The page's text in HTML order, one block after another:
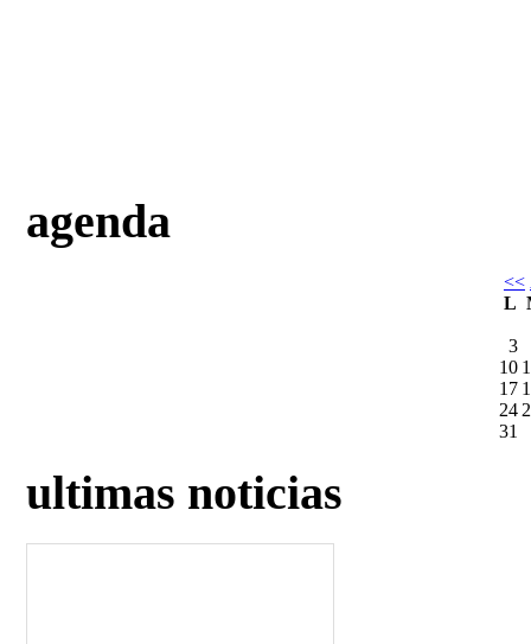
agenda
<<
L
3
10
17
24
31
ultimas noticias